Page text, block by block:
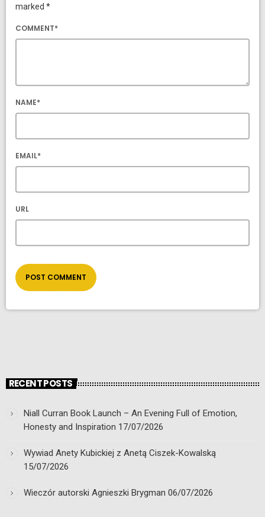
marked *
COMMENT*
NAME*
EMAIL*
URL
RECENT POSTS
Niall Curran Book Launch – An Evening Full of Emotion,
Honesty and Inspiration 17/07/2026
Wywiad Anety Kubickiej z Anetą Ciszek-Kowalską
15/07/2026
Wieczór autorski Agnieszki Brygman 06/07/2026